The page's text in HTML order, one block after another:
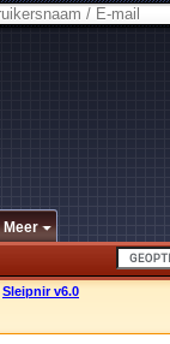
Meer
Sleipnir v6.0